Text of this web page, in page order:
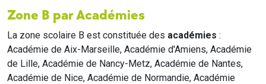
Zone B par Académies
La zone scolaire B est constituée des académies :
Académie de Aix-Marseille, Académie d'Amiens, Académie
de Lille, Académie de Nancy-Metz, Académie de Nantes,
Académie de Nice, Académie de Normandie, Académie